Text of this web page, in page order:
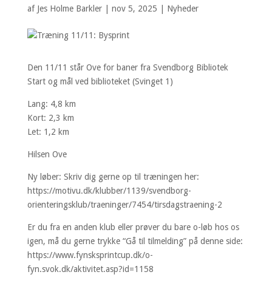
af Jes Holme Barkler| nov 5, 2025 Nyheder
Den 11/11 står Ove for baner fra Svendborg Bibliotek
Start og mål ved biblioteket (Svinget 1)
Lang: 4,8 km
Kort: 2,3 km
Let: 1,2 km
Hilsen Ove
Ny løber: Skriv dig gerne op til træningen her:
https://motivu.dk/klubber/1139/svendborg-
orienteringsklub/traeninger/7454/tirsdagstraening-2
Er du fra en anden klub eller prøver du bare o-løb hos os
igen, må du gerne trykke “Gå til tilmelding” på denne side:
https://www.fynsksprintcup.dk/o-
fyn.svok.dk/aktivitet.asp?id=1158